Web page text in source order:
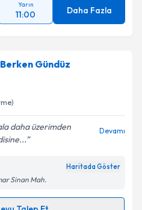
Yarın
11:00 Daha Fazla
Gündüz
daha üzerimden
Devamı
Haritada Göster
Sinan Mah.